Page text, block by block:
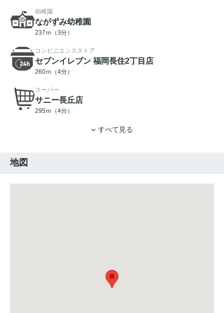
幼稚園
ながずみ幼稚園
237ｍ（3分）
コンビニエンスストア
セブンイレブン 福岡長住2丁目店
260ｍ（4分）
スーパー
サニー長丘店
295ｍ（4分）
すべて見る
地図